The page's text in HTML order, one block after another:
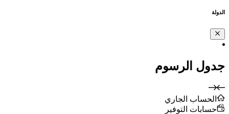
الدولة
جدول الرسوم
الحساب الجاري
حسابات التوفير